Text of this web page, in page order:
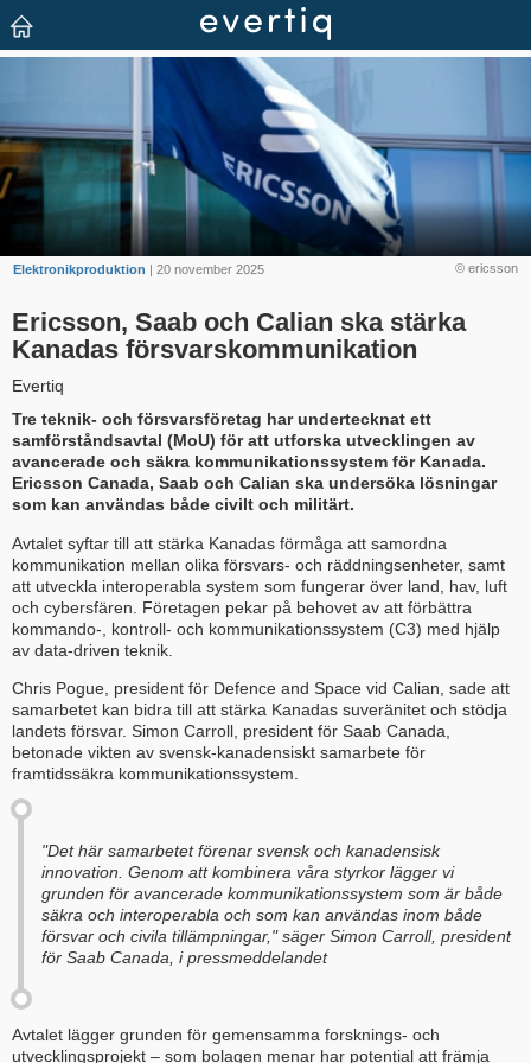
© ericsson
Elektronikproduktion | 20 november 2025
Ericsson, Saab och Calian ska stärka
Kanadas försvarskommunikation
Evertiq
Tre teknik- och försvarsföretag har undertecknat ett
samförståndsavtal (MoU) för att utforska utvecklingen av
avancerade och säkra kommunikationssystem för Kanada.
Ericsson Canada, Saab och Calian ska undersöka lösningar
som kan användas både civilt och militärt.
Avtalet syftar till att stärka Kanadas förmåga att samordna
kommunikation mellan olika försvars- och räddningsenheter, samt
att utveckla interoperabla system som fungerar över land, hav, luft
och cybersfären. Företagen pekar på behovet av att förbättra
kommando-, kontroll- och kommunikationssystem (C3) med hjälp
av data-driven teknik.
Chris Pogue, president för Defence and Space vid Calian, sade att
samarbetet kan bidra till att stärka Kanadas suveränitet och stödja
landets försvar. Simon Carroll, president för Saab Canada,
betonade vikten av svensk-kanadensiskt samarbete för
framtidssäkra kommunikationssystem.
"Det här samarbetet förenar svensk och kanadensisk
innovation. Genom att kombinera våra styrkor lägger vi
grunden för avancerade kommunikationssystem som är både
säkra och interoperabla och som kan användas inom både
försvar och civila tillämpningar," säger Simon Carroll, president
för Saab Canada, i pressmeddelandet
Avtalet lägger grunden för gemensamma forsknings- och
utvecklingsprojekt – som bolagen menar har potential att främja